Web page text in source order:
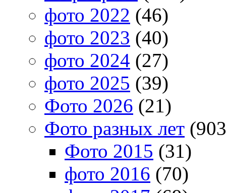
фото 2022 (46)
фото 2023 (40)
фото 2024 (27)
фото 2025 (39)
Фото 2026 (21)
Фото разных лет
Фото 2015 (31)
фото 2016 (70)